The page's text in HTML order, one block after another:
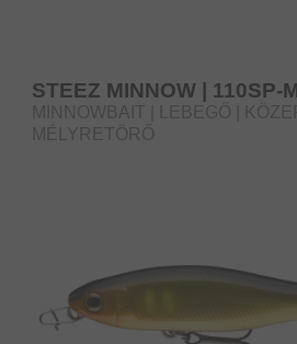
STEEZ MINNOW | 110SP-
MINNOWBAIT | LEBEGŐ |
MÉLYRETÖRŐ